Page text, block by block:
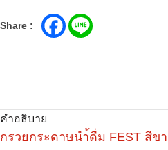
Share :
คำอธิบาย
กรวยกระดาษนำ้ดื่ม FEST สีข